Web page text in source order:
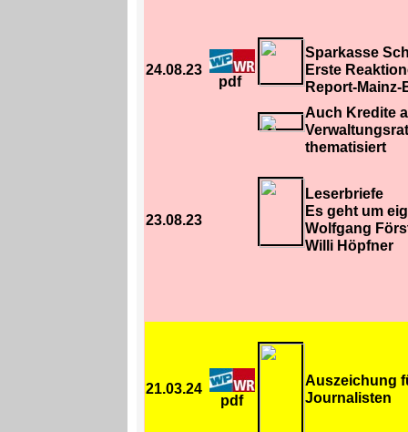
24.08.23
pdf
Sparkasse
Erste
Report-Mainz-
Auch Kredite
thematisiert
23.08.23
Leserbriefe
Es geht um
Wolfgang
Willi Höpfner
21.03.24
pdf
Auszeichung
Journalisten